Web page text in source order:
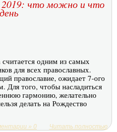
что можно и что
одним из самых
для всех православных.
православие, ожидает 7-ого
Для того, чтобы насладиться
гармонию, желательно
делать на Рождество
» 0 Читать полностью